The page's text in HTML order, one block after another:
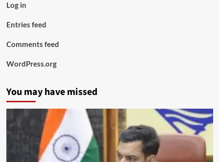
Log in
Entries feed
Comments feed
WordPress.org
You may have missed